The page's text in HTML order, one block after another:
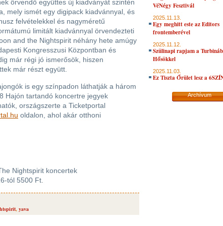
örvendő együttes új kiadványát szintén
mely ismét egy digipack kiadvánnyal, és
felvételekkel és nagyméretű
limitált kiadvánnyal örvendezteti
and the Nightspirit néhány hete amúgy
Kongresszusi Központban és
már régi jó ismerősök, hiszen
már részt együtt.
is egy színpadon láthatják a három
Hajón tartandó koncertre jegyek
országszerte a Ticketportal
oldalon, ahol akár otthoni
Nightspirit koncertek
tól 5500 Ft.
, yava
VéNégy Fesztivál
2025.11.13.
Egy meghitt este az Editors
frontemberével
2025.11.12.
Szülinapi rapjam a
Hősökkel
2025.11.03.
Ez Tiszta Őrület lesz a
Archívum